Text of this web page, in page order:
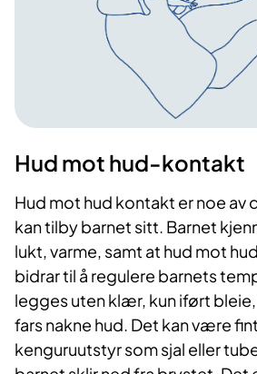
Hud mot hud-kontakt
Hud mot hud kontakt er noe av
kan tilby barnet sitt. Barnet
lukt, varme, samt at hud mot
bidrar til å regulere barnets
legges uten klær, kun iført
fars nakne hud. Det kan være
kenguruutstyr som sjal eller